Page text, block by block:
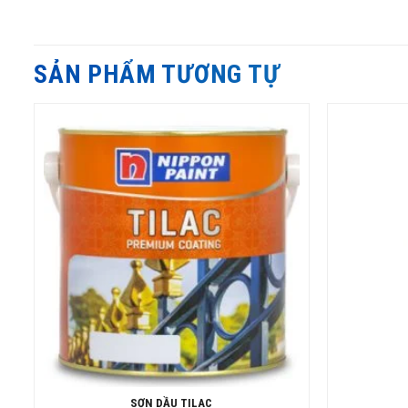
SẢN PHẨM TƯƠNG TỰ
SƠN DẦU TILAC